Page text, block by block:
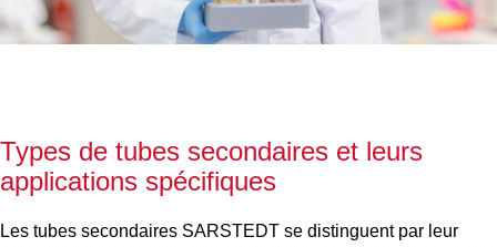
Types de tubes secondaires et leurs
applications spécifiques
Les tubes secondaires SARSTEDT se distinguent par leur